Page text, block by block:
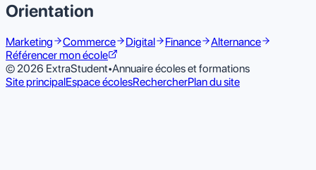
Orientation
Marketing Commerce Digital Finance
Alternance
Référencer mon école
© 2026 ExtraStudent•Annuaire écoles et formations
Site principalEspace écolesRechercherPlan du site